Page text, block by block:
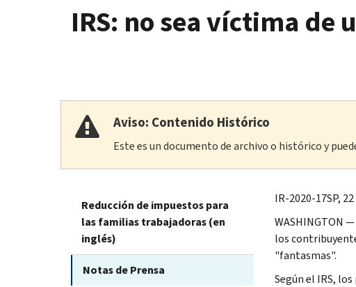
IRS: no sea víctima de
Aviso: Contenido Histórico
Este es un documento de archivo o histórico y
Reducción de impuestos para
las familias trabajadoras (en
inglés)
Notas de Prensa
IR-2020-17SP,
WASHINGTON
los
"fantasmas".
Según el IRS,